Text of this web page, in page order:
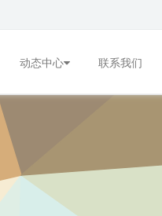
动态中心 联系我们